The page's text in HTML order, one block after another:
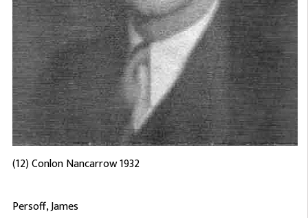
(12) Conlon Nancarrow 1932
Persoff, James